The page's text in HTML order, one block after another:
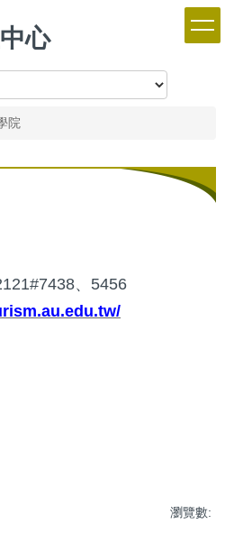
心
院
、5456
瀏覽數: